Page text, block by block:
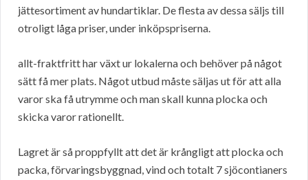
jättesortiment av hundartiklar. De flesta av dessa säljs till
otroligt låga priser, under inköpspriserna.
allt-fraktfritt har växt ur lokalerna och behöver på något
sätt få mer plats. Något utbud måste säljas ut för att alla
varor ska få utrymme och man skall kunna plocka och
skicka varor rationellt.
Lagret är så proppfyllt att det är krångligt att plocka och
packa, förvaringsbyggnad, vind och totalt 7 sjöcontianers